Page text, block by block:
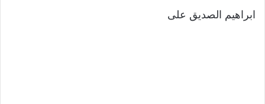
ابراهيم الصديق على